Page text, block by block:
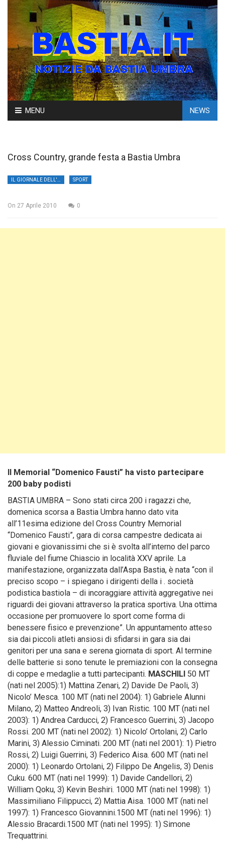
Skip
to
MENU NEWS
Cross Country, grande festa a Bastia Umbra
SPORT
On 27 Aprile 2010 0
Il Memorial “Domenico Fausti” ha visto partecipare
200 baby podisti
BASTIA UMBRA – Sono stati circa 200 i ragazzi che,
domenica scorsa a Bastia Umbra hanno dato vita
all’11esima edizione del Cross Country Memorial
“Domenico Fausti”, gara di corsa campestre dedicata ai
giovani e giovanissimi che si è svolta all’interno del parco
fluviale del fiume Chiascio in località XXV aprile. La
manifestazione, organizzata dall’Aspa Bastia, è nata “con il
preciso scopo – i spiegano i dirigenti della i . società
podistica bastiola – di incoraggiare attività aggregative nei
riguardi dei giovani attraverso la pratica sportiva. Una ottima
occasione per promuovere lo sport come forma di
benessere fisico e prevenzione”. Un appuntamento atteso
sia dai piccoli atleti ansiosi di sfidarsi in gara sia dai
genitori per una sana e serena giornata di sport. Al termine
delle batterie si sono tenute le premiazioni con la consegna
di coppe e medaglie a tutti partecipanti. MASCHILI 50 MT
(nati nel 2005):1) Mattina Zenari, 2) Davide De Paoli, 3)
Nicolo’ Mesca. 100 MT (nati nel 2004): 1) Gabriele Alunni
Milano, 2) Matteo Andreoli, 3) Ivan Ristic. 100 MT (nati nel
2003): 1) Andrea Carducci, 2) Francesco Guerrini, 3) Jacopo
Rossi. 200 MT (nati nel 2002): 1) Nicolo’ Ortolani, 2) Carlo
Marini, 3) Alessio Ciminati. 200 MT (nati nel 2001): 1) Pietro
Rossi, 2) Luigi Guerrini, 3) Federico Aisa. 600 MT (nati nel
2000): 1) Leonardo Ortolani, 2) Filippo De Angelis, 3) Denis
Cuku. 600 MT (nati nel 1999): 1) Davide Candellori, 2)
William Qoku, 3) Kevin Beshiri. 1000 MT (nati nel 1998): 1)
Massimiliano Filippucci, 2) Mattia Aisa. 1000 MT (nati nel
1997): 1) Francesco Giovannini.1500 MT (nati nel 1996): 1)
Alessio Bracardi.1500 MT (nati nel 1995): 1) Simone
Trequattrini.